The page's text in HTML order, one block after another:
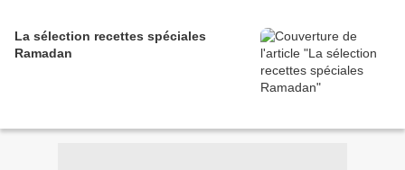
La sélection recettes spéciales
Ramadan